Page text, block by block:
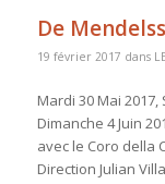
De
19 février 2017 dans
Mardi 30 Mai
Dimanche 4 Juin
avec le Coro della
Direction Julian